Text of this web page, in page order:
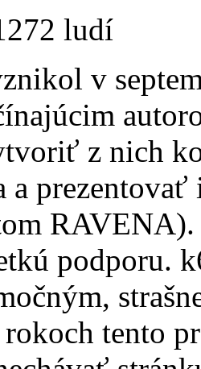
ludí
v
z nich
a
RAVENA).
podporu.
tento